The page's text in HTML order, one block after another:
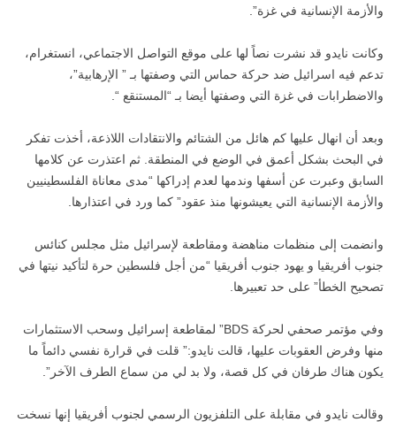
والأزمة الإنسانية في غزة”.
وكانت نايدو قد نشرت نصاً لها على موقع التواصل الاجتماعي، انستغرام،
تدعم فيه اسرائيل ضد حركة حماس التي وصفتها بـ ” الإرهابية”،
والاضطرابات في غزة التي وصفتها أيضا بـ “المستنقع “.
وبعد أن انهال عليها كم هائل من الشتائم والانتقادات اللاذعة، أخذت تفكر
في البحث بشكل أعمق في الوضع في المنطقة. ثم اعتذرت عن كلامها
السابق وعبرت عن أسفها وندمها لعدم إدراكها “مدى معاناة الفلسطينيين
والأزمة الإنسانية التي يعيشونها منذ عقود” كما ورد في اعتذارها.
وانضمت إلى منظمات مناهضة ومقاطعة لإسرائيل مثل مجلس كنائس
جنوب أفريقيا و يهود جنوب أفريقيا “من أجل فلسطين حرة لتأكيد نيتها في
تصحيح الخطأ” على حد تعبيرها.
وفي مؤتمر صحفي لحركة BDS” لمقاطعة إسرائيل وسحب الاستثمارات
منها وفرض العقوبات عليها، قالت نايدو:” قلت في قرارة نفسي دائماً ما
يكون هناك طرفان في كل قصة، ولا بد لي من سماع الطرف الآخر”.
وقالت نايدو في مقابلة على التلفزيون الرسمي لجنوب أفريقيا إنها نسخت